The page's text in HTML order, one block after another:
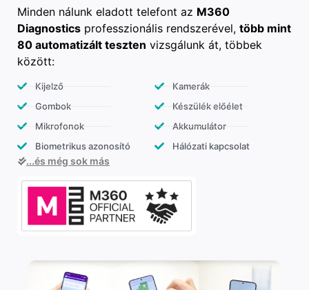
Minden nálunk eladott telefont az M360
Diagnostics professzionális rendszerével, több mint
80 automatizált teszten vizsgálunk át, többek
között:
Kijelző
Gombok
Mikrofonok
Biometrikus azonosító
Kamerák
Készülék előélet
Akkumulátor
Hálózati kapcsolat
...és még sok más